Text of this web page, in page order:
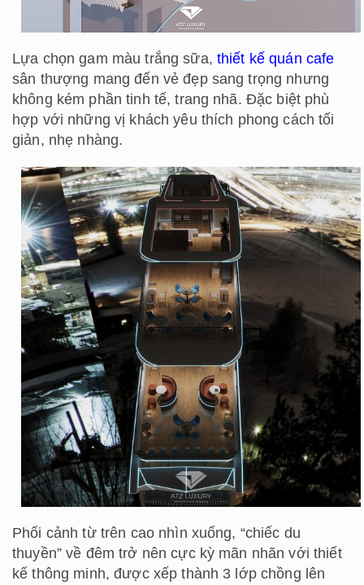
Lựa chọn gam màu trắng sữa, thiết kế quán cafe
sân thượng mang đến vẻ đẹp sang trọng nhưng
không kém phần tinh tế, trang nhã. Đặc biệt phù
hợp với những vị khách yêu thích phong cách tối
giản, nhẹ nhàng.
Phối cảnh từ trên cao nhìn xuống, “chiếc du
thuyền” về đêm trở nên cực kỳ mãn nhãn với thiết
kế thông minh, được xếp thành 3 lớp chồng lên